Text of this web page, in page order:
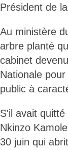
Président de
Au ministère
arbre planté
cabinet
Nationale
public à
S'il avait
Nkinzo
30 juin qui